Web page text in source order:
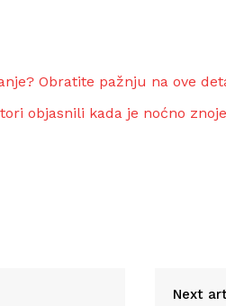
Obratite pažnju na ove
objasnili kada je noćno
Next